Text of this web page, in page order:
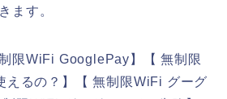
ます。
限WiFi GooglePay】【 無制限
るの？】【 無制限WiFi グーグ